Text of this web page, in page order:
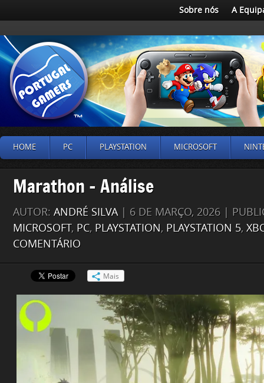
Sobre nós A
HOME PC PLAYSTATION MICROSOFT
Marathon – Análise
AUTOR: ANDRÉ SILVA| 6 DE MARÇO, 2026 |
MICROSOFT, PC, PLAYSTATION, PLAYSTATION 5,
COMENTÁRIO
Mais